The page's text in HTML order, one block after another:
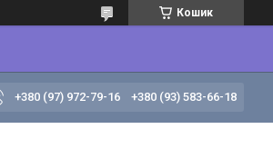
Кошик
+380 (97) 972-79-16 +380 (93) 583-66-18